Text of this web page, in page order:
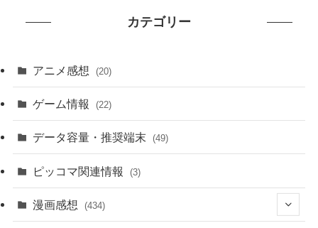
カテゴリー
アニメ感想 (20)
ゲーム情報 (22)
データ容量・推奨端末 (49)
ピッコマ関連情報 (3)
漫画感想 (434)